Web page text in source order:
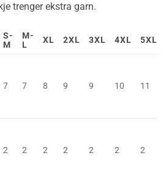
trenger ekstra garn.
S-
M
M-
L
XL 2XL 3XL 4XL 5XL
7 7 8 9 9 10 11
2 2 2 2 2 2 2